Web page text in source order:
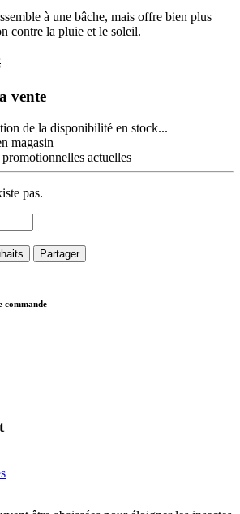
à une bâche, mais offre bien plus
contre la pluie et le soleil.
vente
de la disponibilité en stock...
magasin
actuelles
pas.
Partager
commande